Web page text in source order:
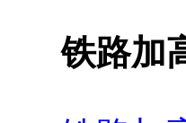
铁路加